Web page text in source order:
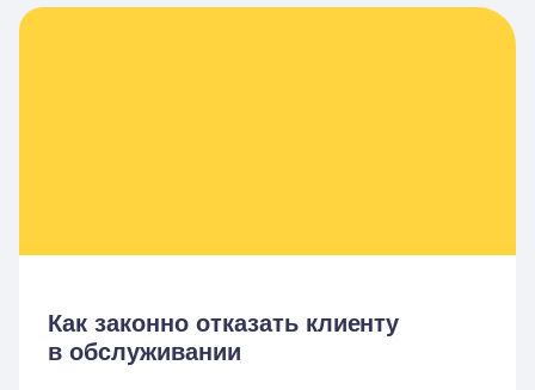
Как законно отказать клиенту
в обслуживании